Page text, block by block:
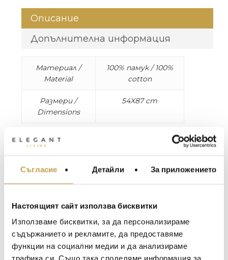
Съгласие Детайли За приложението
Настоящият сайт използва бисквитки
Използваме бисквитки, за да персонализираме
съдържанието и рекламите, да предоставяме
функции на социални медии и да анализираме
трафика си. Също така споделяме информация за
Описание
Допълнителна информация
Материал /
Material
100% памук / 100%
cotton
Размери /
Dimensions
54X87 cm
Колекцията хавлии Unito е разнообразна,
мека и просто разкошна. 100% памук.
The Unito bath collection is versatile, plush, and
in Italy.
МЕБЕЛИ ЗА ДОМА И
ЗА МАСАТА
ТЕКСТИЛ ЗА ДОМА
BACCARAT
TOM DIXON